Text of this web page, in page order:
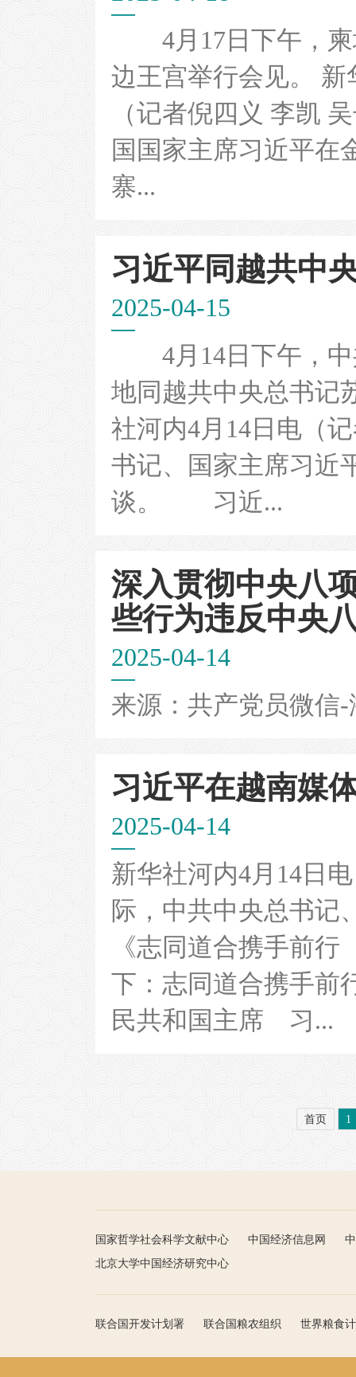
4月17日下午，柬
边王宫举行会见。
（记者倪四义 李凯
国国家主席习近平
寨...
习近平同越共中
2025-04-15
4月14日下午，中
地同越共中央总书
社河内4月14日电（
书记、国家主席习近
谈。 习近...
深入贯彻中央八
些行为违反中央
2025-04-14
来源：共产党员微信
习近平在越南媒
2025-04-14
新华社河内4月14日
际，中共中央总书记
《志同道合携手前
下：志同道合携手
民共和国主席 习...
首页 1
国家哲学社会科学文献中心 中国经济信息网
北京大学中国经济研究中心
联合国开发计划署 联合国粮农组织 世界粮食